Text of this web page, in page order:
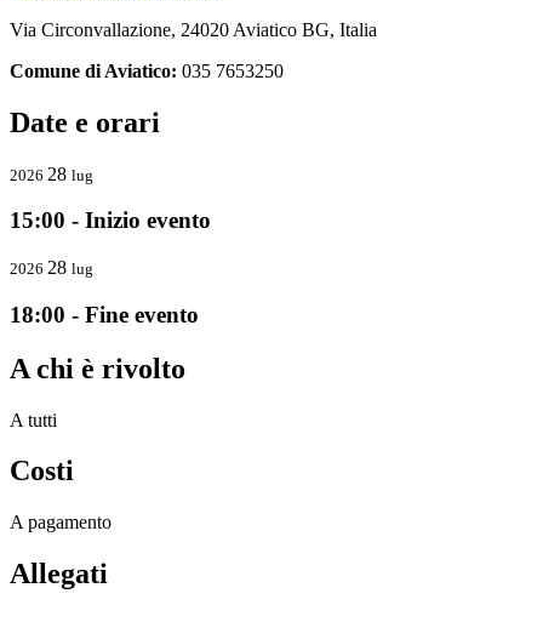
Via Circonvallazione, 24020 Aviatico BG, Italia
Comune di Aviatico: 035 7653250
Date e orari
2026 28 lug
15:00 - Inizio evento
2026 28 lug
18:00 - Fine evento
A chi è rivolto
A tutti
Costi
A pagamento
Allegati